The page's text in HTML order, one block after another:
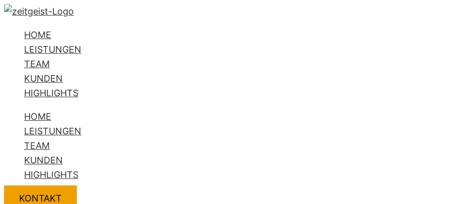
Zum
springen
HOME
LEISTUNGEN
TEAM
KUNDEN
HIGHLIGHTS
HOME
LEISTUNGEN
TEAM
KUNDEN
HIGHLIGHTS
KONTAKT
FlyoutName*
E-
Adresse*
Website